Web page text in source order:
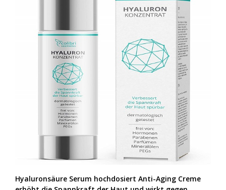
Hyaluronsäure Serum hochdosiert Anti-Aging Creme